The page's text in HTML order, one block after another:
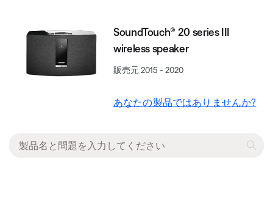
SoundTouch® 20 series III
wireless speaker
販売元 2015 - 2020
あなたの製品ではありませんか?